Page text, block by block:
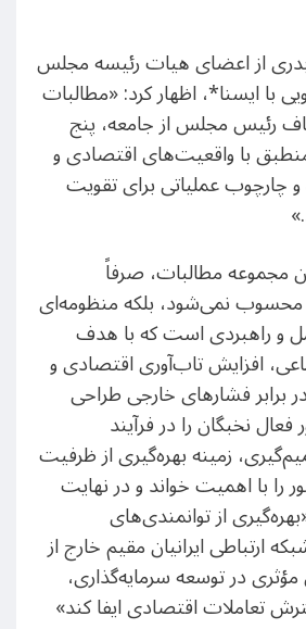
از اعضای هیات رئیسه مجلس
با ایسنا*، اظهار کرد: «مطالبات
رئیس مجلس از جامعه، پنج
با واقعیت‌های اقتصادی و
چارچوب عملیاتی برای تقویت
مجموعه مطالبات، صرفاً
نمی‌شود، بلکه منظومه‌ای
و راهبردی است که با هدف
افزایش تاب‌آوری اقتصادی و
برابر فشارهای خارجی طراحی
نخبگان را در فرآیند
زمینه بهره‌گیری از ظرفیت
را با اهمیت خواند و در نهایت
از توانمندی‌های
ارتباطی ایرانیان مقیم خارج از
در توسعه سرمایه‌گذاری،
تعاملات اقتصادی ایفا کند»